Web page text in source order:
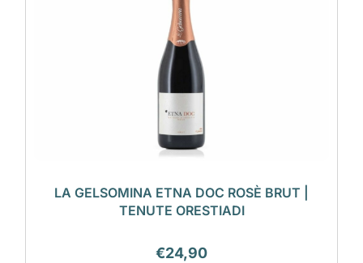
LA GELSOMINA ETNA DOC ROSÈ BRUT |
TENUTE ORESTIADI
€24,90